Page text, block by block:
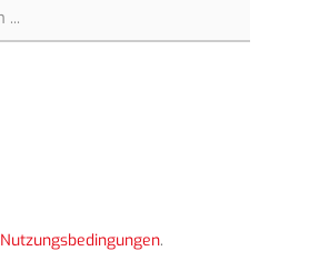
Nutzungsbedingungen.